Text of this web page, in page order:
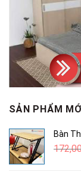
SẢN PHẨM
Bàn